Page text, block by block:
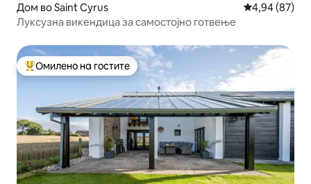
Дом во Saint Cyrus Просечна
4,94 (87)
Луксузна викендица за самостојно готвење
Меѓу најуспешните „Омилени на гостите“
Омилено на гостите